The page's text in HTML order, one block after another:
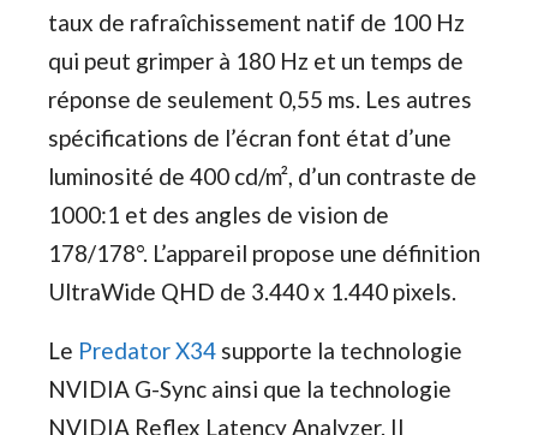
taux de rafraîchissement natif de 100 Hz
qui peut grimper à 180 Hz et un temps de
réponse de seulement 0,55 ms. Les autres
spécifications de l’écran font état d’une
luminosité de 400 cd/m², d’un contraste de
1000:1 et des angles de vision de
178/178°. L’appareil propose une définition
UltraWide QHD de 3.440 x 1.440 pixels.
Le Predator X34 supporte la technologie
NVIDIA G-Sync ainsi que la technologie
NVIDIA Reflex Latency Analyzer. Il